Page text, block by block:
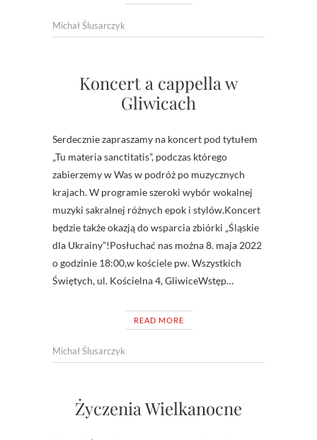
Michał Ślusarczyk
Koncert a cappella w
Gliwicach
Serdecznie zapraszamy na koncert pod tytułem
„Tu materia sanctitatis”, podczas którego
zabierzemy w Was w podróż po muzycznych
krajach. W programie szeroki wybór wokalnej
muzyki sakralnej różnych epok i stylów.Koncert
będzie także okazją do wsparcia zbiórki „Śląskie
dla Ukrainy”!Posłuchać nas można 8. maja 2022
o godzinie 18:00,w kościele pw. Wszystkich
Świętych, ul. Kościelna 4, GliwiceWstęp…
READ MORE
Michał Ślusarczyk
Życzenia Wielkanocne